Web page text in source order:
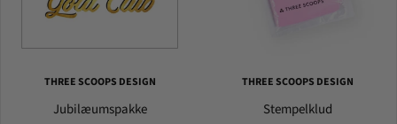
THREE SCOOPS DESIGN
Jubilæumspakke
THREE SCOOPS DESIGN
Stempelklud